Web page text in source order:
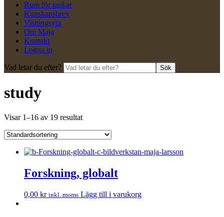
Rum för tankar
Kunskapsbrev
Visningsyta
Om Maja
Kontakt
Logga in
Vad letar du efter? Sök
study
Visar 1–16 av 19 resultat
Forskning, globalt
0,00 kr inkl. moms Lägg till i varukorg